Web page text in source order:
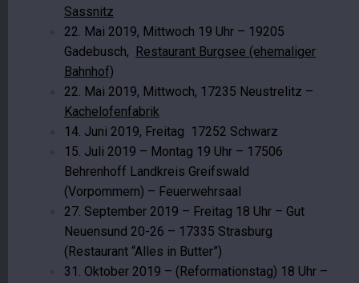
Sassnitz
22. Mai 2019, Mittwoch 19 Uhr – 19205
Gadebusch, Restaurant Burgsee (ehemaliger
Bahnhof)
22. Mai 2019, Mittwoch, 17235 Neustrelitz –
Kachelofenfabrik
14. Juni 2019, Freitag 17252 Schwarz
15. Juli 2019 – Montag 19 Uhr – 17506
Behrenhoff Landkreis Greifswald
(Vorpommern) – Feuerwehrsaal
27. September 2019 – Freitag 18 Uhr – Gut
Neuensund 20-26 – 17335 Strasburg
(Restaurant “Alles in Butter”)
31. Oktober 2019 – (Reformationstag) 18 Uhr –